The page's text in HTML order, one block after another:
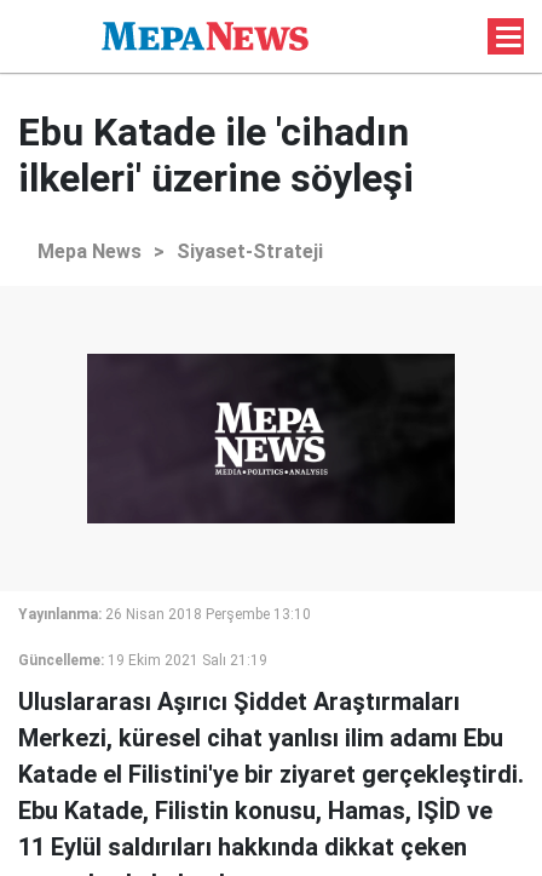
Ebu Katade ile 'cihadın
ilkeleri' üzerine söyleşi
Mepa News > Siyaset-Strateji
Yayınlanma: 26 Nisan 2018 Perşembe 13:10
Güncelleme: 19 Ekim 2021 Salı 21:19
Uluslararası Aşırıcı Şiddet Araştırmaları
Merkezi, küresel cihat yanlısı ilim adamı Ebu
Katade el Filistini'ye bir ziyaret gerçekleştirdi.
Ebu Katade, Filistin konusu, Hamas, IŞİD ve
11 Eylül saldırıları hakkında dikkat çeken